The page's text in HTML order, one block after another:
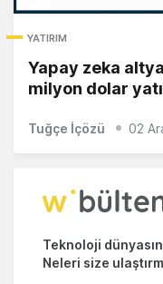
YATIRIM
Yapay zeka
milyon dolar
Tuğçe İçözü 02
Teknoloji
Neleri size